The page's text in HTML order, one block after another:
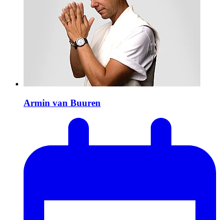
Armin van Buuren